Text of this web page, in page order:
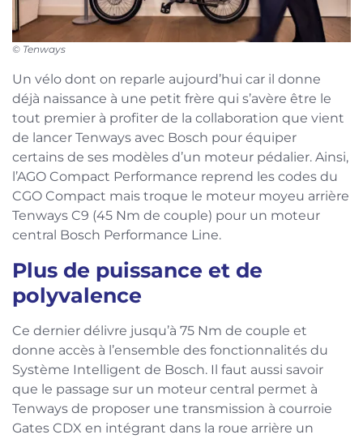
© Tenways
Un vélo dont on reparle aujourd’hui car il donne
déjà naissance à une petit frère qui s’avère être le
tout premier à profiter de la collaboration que vient
de lancer Tenways avec Bosch pour équiper
certains de ses modèles d’un moteur pédalier. Ainsi,
l’AGO Compact Performance reprend les codes du
CGO Compact mais troque le moteur moyeu arrière
Tenways C9 (45 Nm de couple) pour un moteur
central Bosch Performance Line.
Plus de puissance et de
polyvalence
Ce dernier délivre jusqu’à 75 Nm de couple et
donne accès à l’ensemble des fonctionnalités du
Système Intelligent de Bosch. Il faut aussi savoir
que le passage sur un moteur central permet à
Tenways de proposer une transmission à courroie
Gates CDX en intégrant dans la roue arrière un